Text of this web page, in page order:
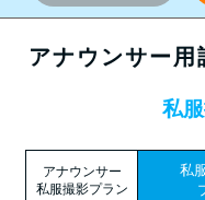
アナウンサー
私
アナウンサー
私服撮影プラン
私